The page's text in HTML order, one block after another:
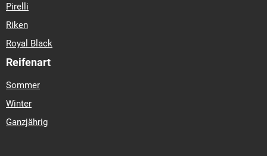
Pirelli
Riken
Royal Black
Reifenart
Sommer
Winter
Ganzjährig